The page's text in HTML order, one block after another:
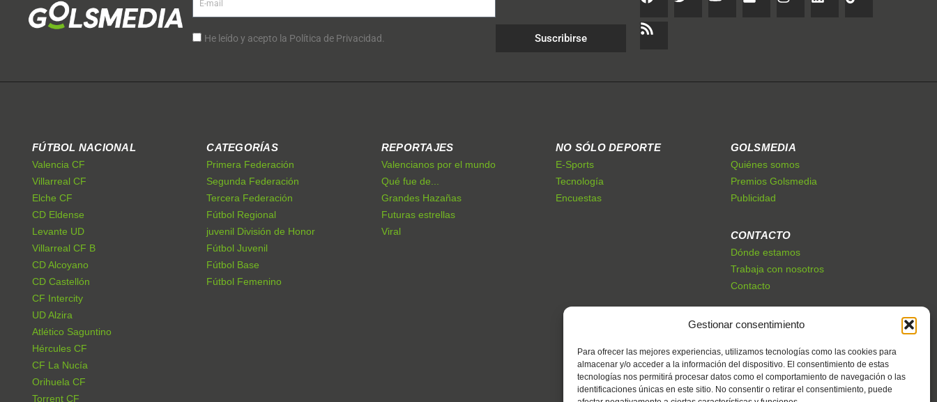
Gestionar consentimiento
Para ofrecer las mejores experiencias, utilizamos tecnologías como las cookies para
almacenar y/o acceder a la información del dispositivo. El consentimiento de estas
tecnologías nos permitirá procesar datos como el comportamiento de navegación o las
identificaciones únicas en este sitio. No consentir o retirar el consentimiento, puede
He leído y acepto la Política de Privacidad. Suscribirse
FÚTBOL NACIONAL
Valencia CF
Villarreal CF
Elche CF
CD Eldense
Levante UD
Villarreal CF B
CD Alcoyano
CD Castellón
CF Intercity
UD Alzira
Atlético Saguntino
Hércules CF
CF La Nucía
Orihuela CF
Torrent CF
CATEGORÍAS
Primera Federación
Segunda Federación
Tercera Federación
Fútbol Regional
juvenil División de Honor
Fútbol Juvenil
Fútbol Base
Fútbol Femenino
REPORTAJES
Valencianos por el mundo
Qué fue de...
Grandes Hazañas
Futuras estrellas
Viral
NO SÓLO DEPORTE
E-Sports
Tecnología
Encuestas
GOLSMEDIA
Quiénes somos
Premios Golsmedia
Publicidad
CONTACTO
Dónde estamos
Trabaja con nosotros
Contacto